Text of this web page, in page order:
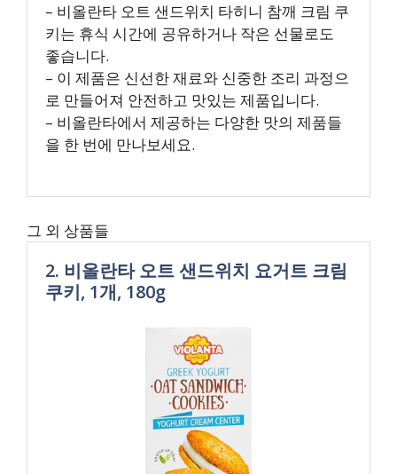
– 비올란타 오트 샌드위치 타히니 참깨 크림 쿠
키는 휴식 시간에 공유하거나 작은 선물로도
좋습니다.
– 이 제품은 신선한 재료와 신중한 조리 과정으
로 만들어져 안전하고 맛있는 제품입니다.
– 비올란타에서 제공하는 다양한 맛의 제품들
을 한 번에 만나보세요.
그 외 상품들
2. 비올란타 오트 샌드위치 요거트 크림
쿠키, 1개, 180g